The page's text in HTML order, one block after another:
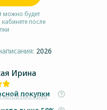
можно будет
после
2026
Ирина
прав
покупки